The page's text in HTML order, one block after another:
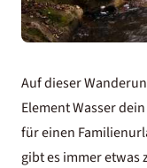
Auf dieser
Element Wasser
für einen
gibt es immer etwas